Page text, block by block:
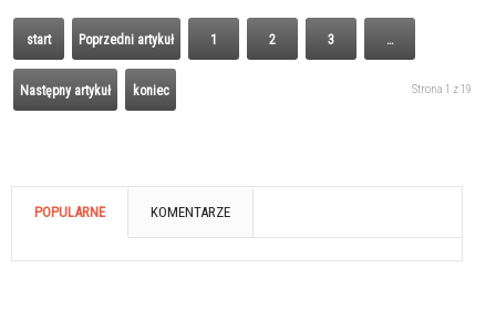
start Poprzedni artykuł 1 2 3 …
Następny artykuł koniec Strona 1 z 19
POPULARNE KOMENTARZE